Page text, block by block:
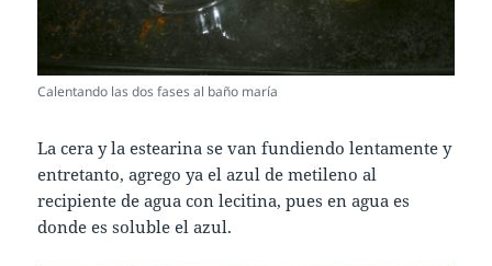
Calentando las dos fases al baño maría
La cera y la estearina se van fundiendo lentamente y
entretanto, agrego ya el azul de metileno al
recipiente de agua con lecitina, pues en agua es
donde es soluble el azul.